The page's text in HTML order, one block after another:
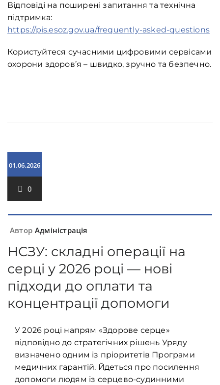
Відповіді на поширені запитання та технічна
підтримка:
https://pis.esoz.gov.ua/frequently-asked-questions
Користуйтеся сучасними цифровими сервісами
охорони здоров’я – швидко, зручно та безпечно.
01.06.2026
0
Автор Адміністрація
НСЗУ: складні операції на
серці у 2026 році — нові
підходи до оплати та
концентрації допомоги
У 2026 році напрям «Здорове серце»
відповідно до стратегічних рішень Уряду
визначено одним із пріоритетів Програми
медичних гарантій. Йдеться про посилення
допомоги людям із серцево-судинними